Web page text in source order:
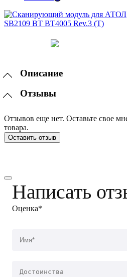
Описание
Отзывы
Отзывов еще нет. Оставьте свое
товара.
Оставить отзыв
Написать
Оценка*